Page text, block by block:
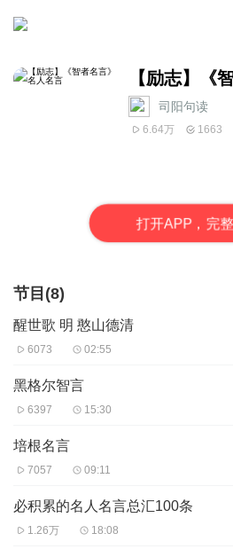
【励志】《
司阳句读
6.64万 1663
打开APP，完
节目(8)
醒世歌 明 憨山德清
6073 02:55
黑格尔智言
6397 15:30
培根名言
7057 09:11
必积累的名人名言总汇100条
1.26万 18:08